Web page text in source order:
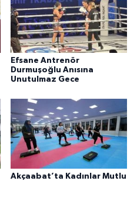
Efsane Antrenör
Durmuşoğlu Anısına
Unutulmaz Gece
Akçaabat’ta Kadınlar Mutlu